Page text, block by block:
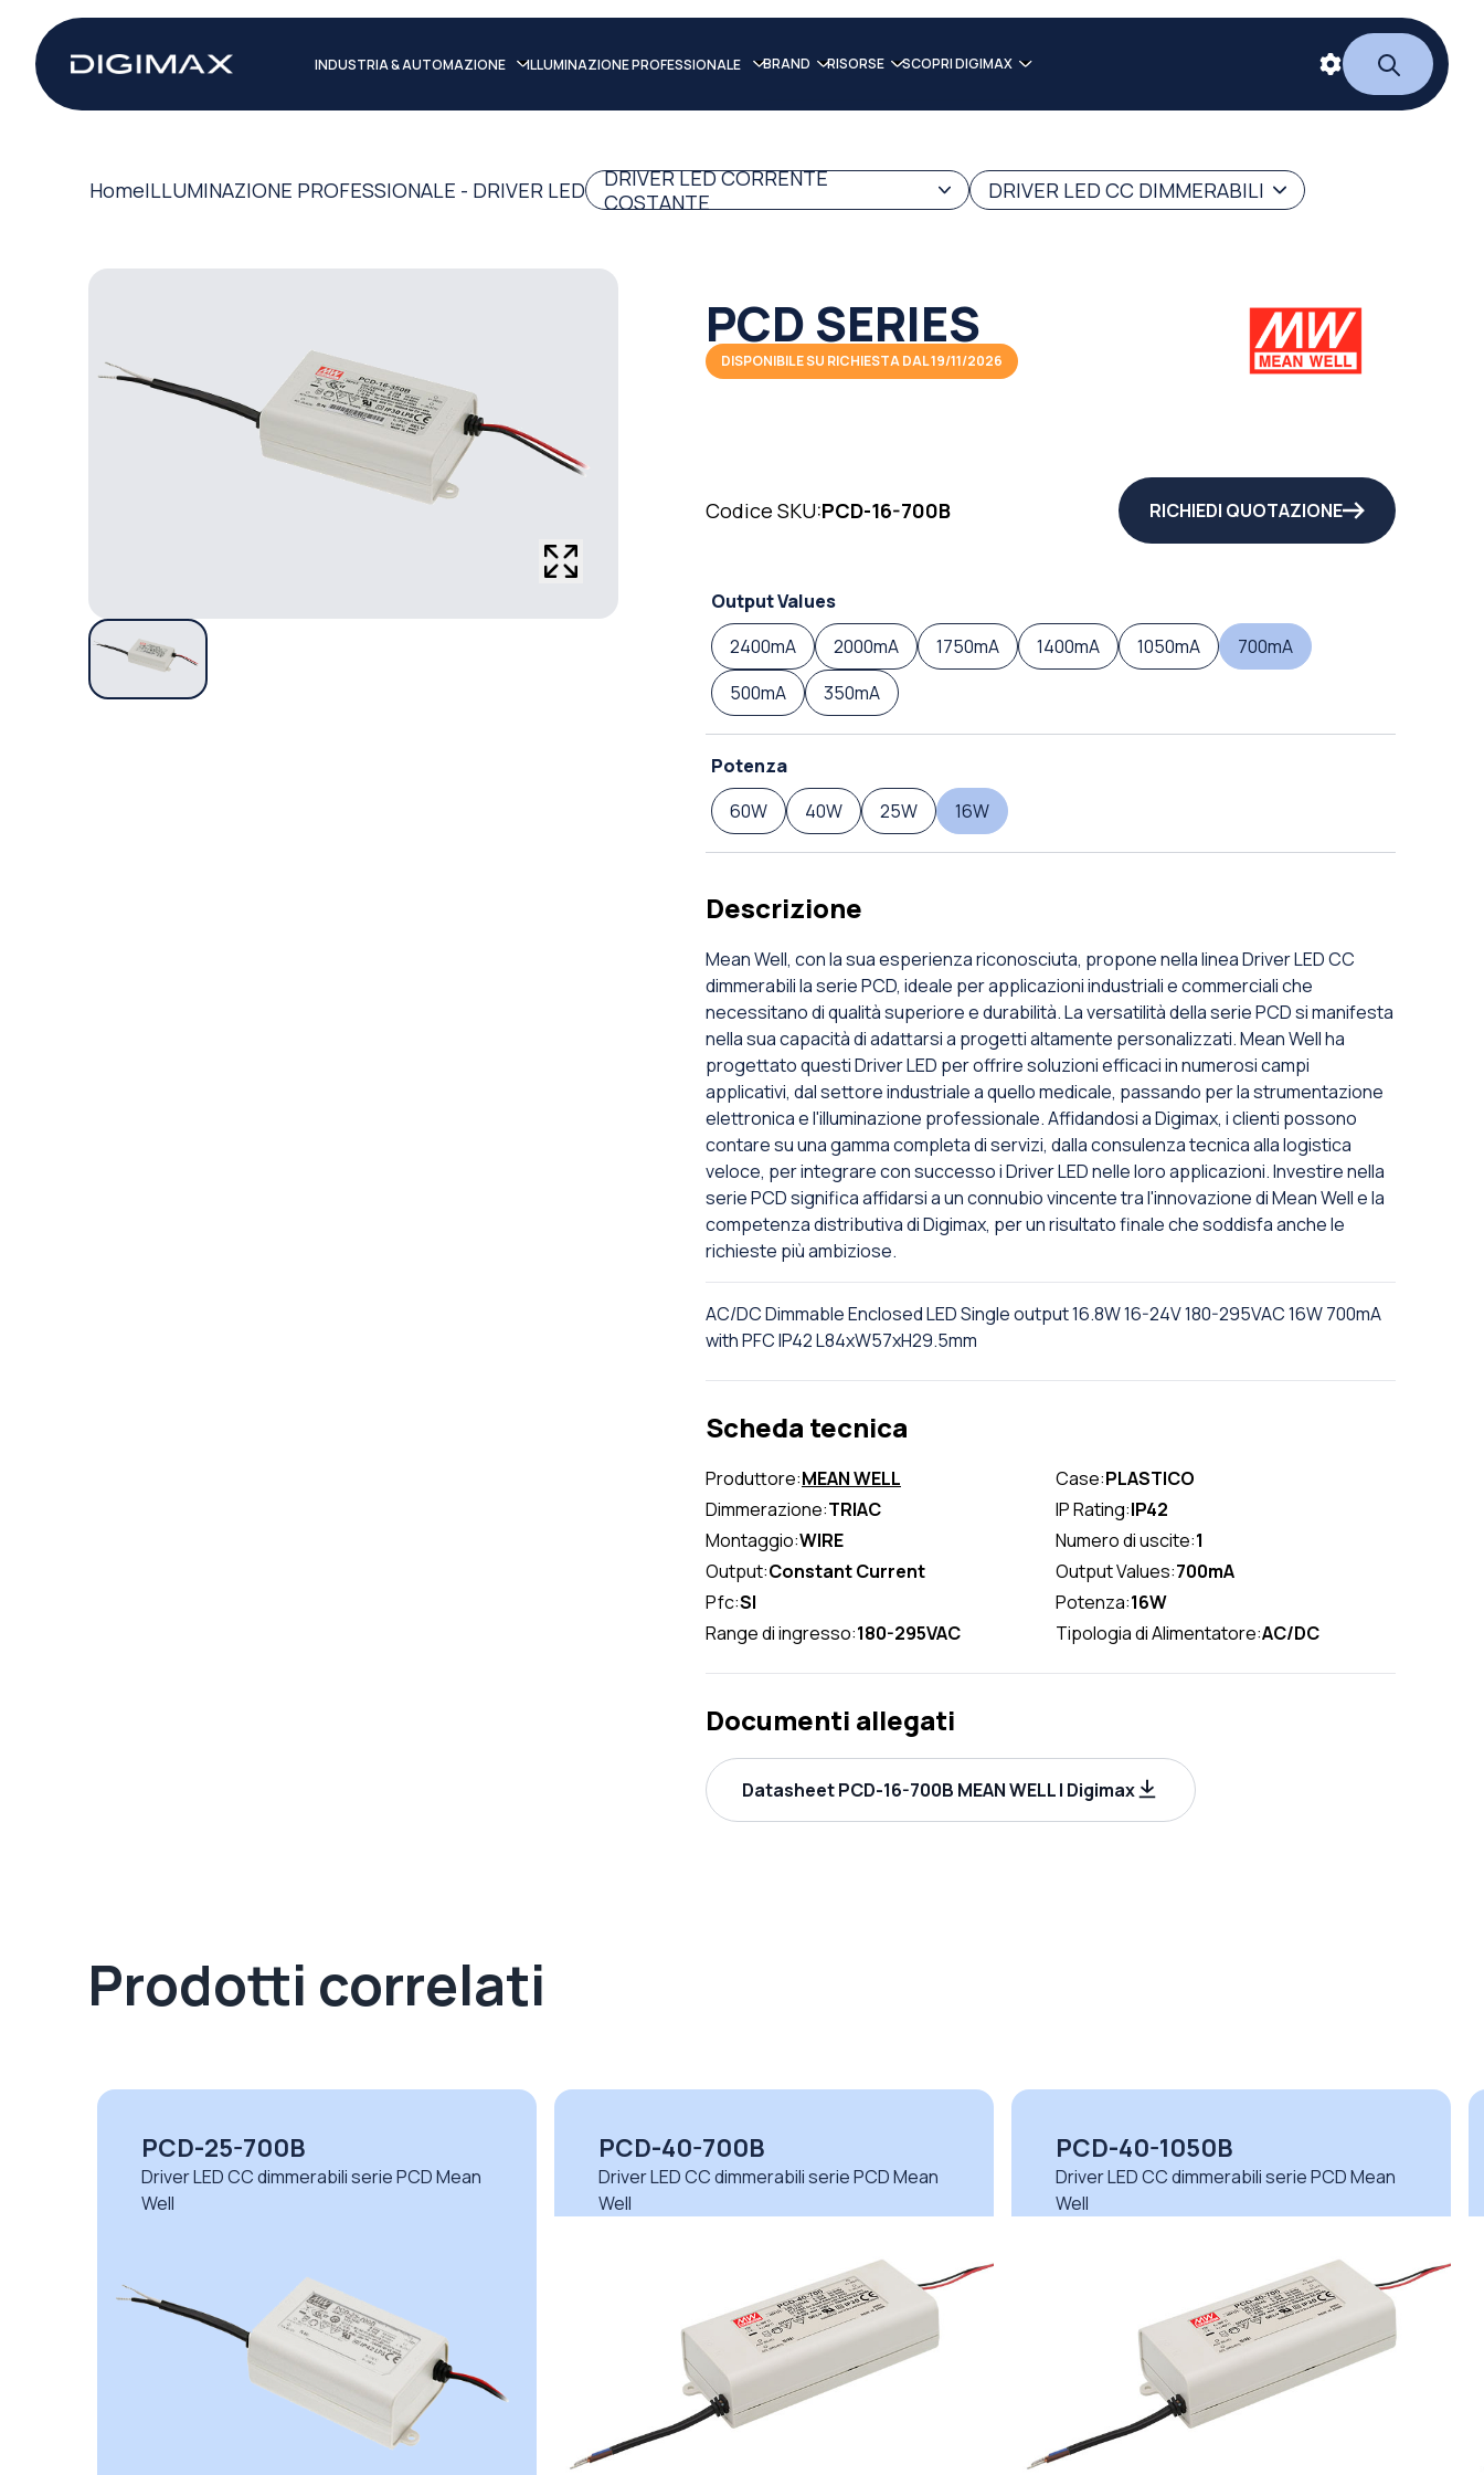
INDUSTRIA & AUTOMAZIONE ILLUMINAZIONE PROFESSIONALE BRAND RISORSE SCOPRI DIGIMAX
HomeILLUMINAZIONE PROFESSIONALE - DRIVER LED
DRIVER LED CORRENTE
COSTANTE
DRIVER LED CC DIMMERABILI
PCD SERIES
DISPONIBILE SU RICHIESTA DAL 19/11/2026
Codice SKU:PCD-16-700B RICHIEDI QUOTAZIONE
Output Values
2400mA
2000mA 1750mA 1400mA 1050mA
700mA
500mA
350mA
Potenza
60W
40W 25W 16W
Descrizione
Mean Well, con la sua esperienza riconosciuta, propone nella linea Driver LED CC
dimmerabili la serie PCD, ideale per applicazioni industriali e commerciali che
necessitano di qualità superiore e durabilità. La versatilità della serie PCD si manifesta
nella sua capacità di adattarsi a progetti altamente personalizzati. Mean Well ha
progettato questi Driver LED per offrire soluzioni efficaci in numerosi campi
applicativi, dal settore industriale a quello medicale, passando per la strumentazione
elettronica e l'illuminazione professionale. Affidandosi a Digimax, i clienti possono
contare su una gamma completa di servizi, dalla consulenza tecnica alla logistica
veloce, per integrare con successo i Driver LED nelle loro applicazioni. Investire nella
serie PCD significa affidarsi a un connubio vincente tra l'innovazione di Mean Well e la
competenza distributiva di Digimax, per un risultato finale che soddisfa anche le
richieste più ambiziose.
AC/DC Dimmable Enclosed LED Single output 16.8W 16-24V 180-295VAC 16W 700mA
with PFC IP42 L84xW57xH29.5mm
Scheda tecnica
Produttore:MEAN WELL Case:PLASTICO
Dimmerazione:TRIAC IP Rating:IP42
Montaggio:WIRE Numero di uscite:1
Output:Constant Current Output Values:700mA
Pfc:SI Potenza:16W
Range di ingresso:180-295VAC Tipologia di Alimentatore:AC/DC
Documenti allegati
Datasheet PCD-16-700B MEAN WELL | Digimax
Prodotti correlati
PCD-25-700B
Driver LED CC dimmerabili serie PCD Mean
Well
PCD-40-700B
Driver LED CC dimmerabili serie PCD Mean
Well
PCD-40-1050B
Driver LED CC dimmerabili serie PCD Mean
Well